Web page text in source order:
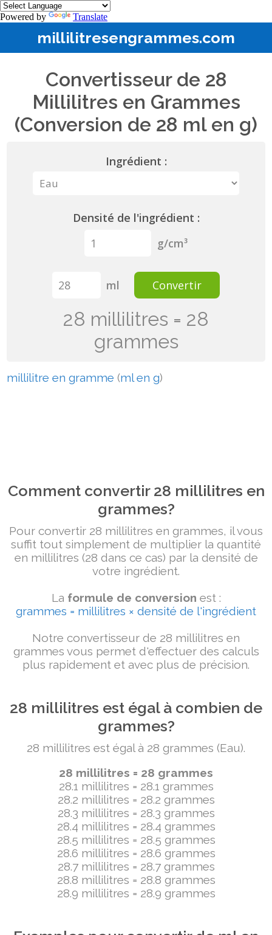
Powered by Translate
millilitresengrammes.com
Convertisseur de 28
Millilitres en Grammes
(Conversion de 28 ml en g)
Ingrédient :
Densité de l'ingrédient :
g/cm³
ml Convertir
28 millilitres = 28
grammes
millilitre en gramme (ml en g)
Comment convertir 28 millilitres en
grammes?
Pour convertir 28 millilitres en grammes, il vous
suffit tout simplement de multiplier la quantité
en millilitres (28 dans ce cas) par la densité de
votre ingrédient.
La formule de conversion est :
grammes = millilitres × densité de l'ingrédient
Notre convertisseur de 28 millilitres en
grammes vous permet d'effectuer des calculs
plus rapidement et avec plus de précision.
28 millilitres est égal à combien de
grammes?
28 millilitres est égal à 28 grammes (Eau).
28 millilitres = 28 grammes
28.1 millilitres = 28.1 grammes
28.2 millilitres = 28.2 grammes
28.3 millilitres = 28.3 grammes
28.4 millilitres = 28.4 grammes
28.5 millilitres = 28.5 grammes
28.6 millilitres = 28.6 grammes
28.7 millilitres = 28.7 grammes
28.8 millilitres = 28.8 grammes
28.9 millilitres = 28.9 grammes